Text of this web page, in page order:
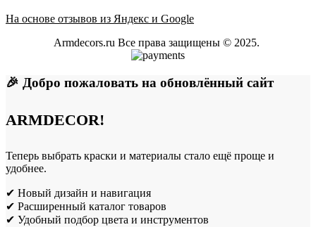
На основе отзывов из Яндекс и Google
Armdecors.ru Все права защищены © 2025. ​
🎉 Добро пожаловать на обновлённый сайт
ARMDECOR!
Теперь выбрать краски и материалы стало ещё проще и
удобнее.
✔ Новый дизайн и навигация
✔ Расширенный каталог товаров
✔ Удобный подбор цвета и инструментов